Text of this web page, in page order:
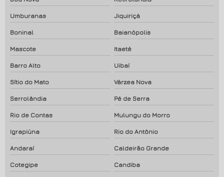
Umburanas Jiquiriçá
Boninal Baianópolis
Mascote Itaeté
Barro Alto Uibaí
Sítio do Mato Várzea Nova
Serrolândia Pé de Serra
Rio de Contas Mulungu do Morro
Igrapiúna Rio do Antônio
Andaraí Caldeirão Grande
Cotegipe Candiba